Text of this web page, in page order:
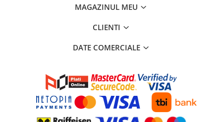
MAGAZINUL MEU
CLIENTI
DATE COMERCIALE